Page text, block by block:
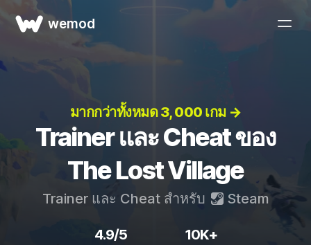
wemod
มากกว่าทั้งหมด 3, 000 เกม →
Trainer และ Cheat ของ
The Lost Village
Trainer และ Cheat สำหรับ Steam
4.9/5 10K+